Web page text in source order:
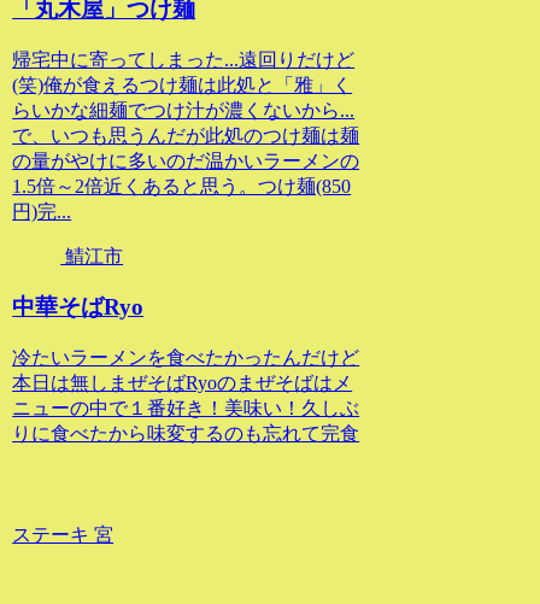
「丸木屋」つけ麺
帰宅中に寄ってしまった...遠回りだけど
(笑)俺が食えるつけ麺は此処と「雅」く
らいかな細麺でつけ汁が濃くないから...
で、いつも思うんだが此処のつけ麺は麺
の量がやけに多いのだ温かいラーメンの
1.5倍～2倍近くあると思う。つけ麺(850
円)完...
鯖江市
中華そばRyo
冷たいラーメンを食べたかったんだけど
本日は無しまぜそばRyoのまぜそばはメ
ニューの中で１番好き！美味い！久しぶ
りに食べたから味変するのも忘れて完食
ステーキ 宮